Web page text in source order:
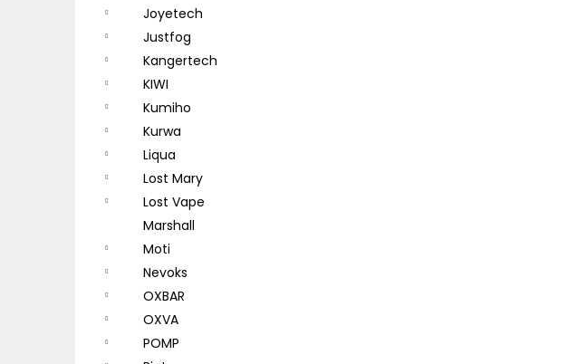
Joyetech
Justfog
Kangertech
KIWI
Kumiho
Kurwa
Liqua
Lost Mary
Lost Vape
Marshall
Moti
Nevoks
OXBAR
OXVA
POMP